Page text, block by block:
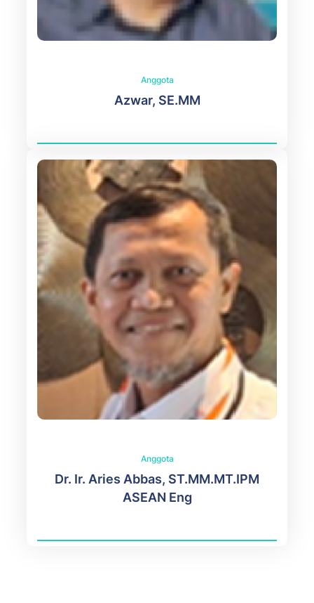
Anggota
Azwar, SE.MM
Anggota
Dr. Ir. Aries Abbas, ST.MM.MT.IPM
ASEAN Eng